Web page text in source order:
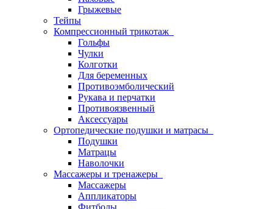
Грыжевые
Тейпы
Компрессионный трикотаж
Гольфы
Чулки
Колготки
Для беременных
Противоэмболический
Рукава и перчатки
Противоязвенный
Аксессуары
Ортопедические подушки и матрасы
Подушки
Матрацы
Наволочки
Массажеры и тренажеры
Массажеры
Аппликаторы
Фитболы